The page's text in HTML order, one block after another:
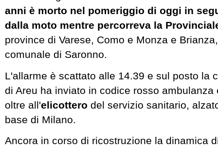
anni è morto nel pomeriggio di oggi in
dalla moto mentre percorreva la
province di Varese, Como e Monza e
comunale di Saronno.
L'allarme è scattato alle 14.39 e sul posto la
di Areu ha inviato in codice rosso ambulanza
oltre all'elicottero del servizio sanitario,
base di Milano.
Ancora in corso di ricostruzione la dinamica